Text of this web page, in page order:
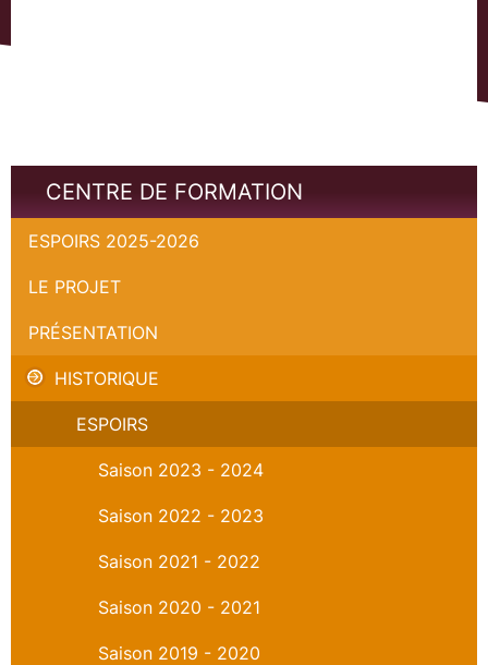
CENTRE DE FORMATION
ESPOIRS 2025-2026
LE PROJET
PRÉSENTATION
HISTORIQUE
ESPOIRS
Saison 2023 - 2024
Saison 2022 - 2023
Saison 2021 - 2022
Saison 2020 - 2021
Saison 2019 - 2020